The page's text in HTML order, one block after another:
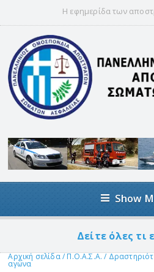
Η εφημερίδα των
Show
Δείτε όλες τι
Αρχική σελίδα/Π.Ο.Α.Σ.Α./
αγώνα